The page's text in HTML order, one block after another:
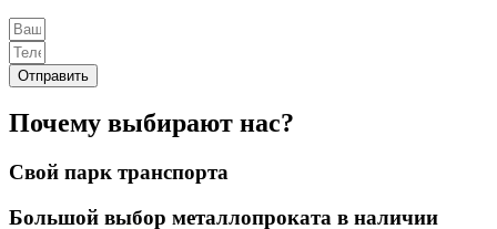
Отправить
Почему выбирают нас?
Свой парк транспорта
Большой выбор металлопроката в наличии